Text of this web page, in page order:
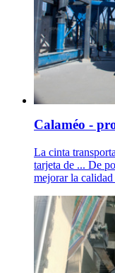
Calaméo -
La cinta
tarjeta de ... De
mejorar la calidad